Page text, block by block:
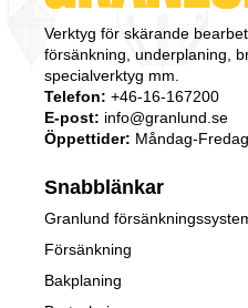
Verktyg för skärande
försänkning, underplaning,
specialverktyg mm.
Telefon: +46-16-167200
E-post: info@granlund.se
Öppettider: Måndag-
Snabblänkar
Granlund
Försänkning
Bakplaning